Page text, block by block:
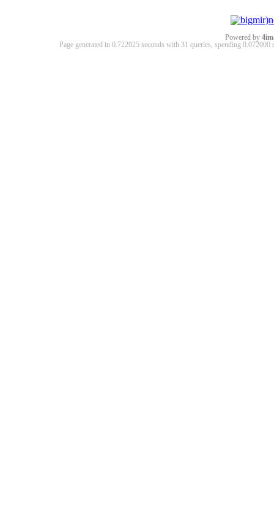
Powered by
Page generated in 0.722025 seconds with 31 queries, spending